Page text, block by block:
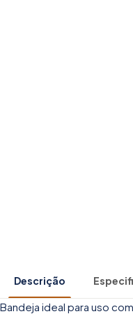
Descrição
Bandeja ideal para uso